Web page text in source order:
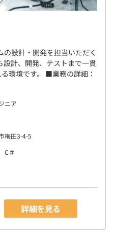
設計・開発を担当いただく
設計、開発、テストまで一貫
環境です。 ■業務の詳細：
ニア
梅田3-4-5
C＃
詳細を見る